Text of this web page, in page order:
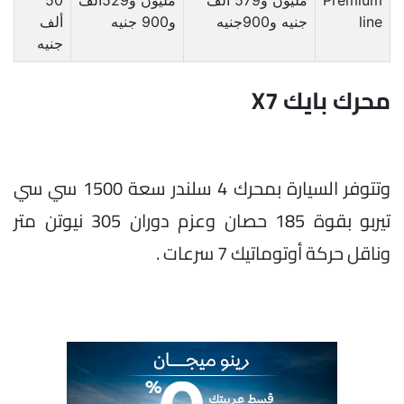
line
جنيه و900جنيه
و900 جنيه
ألف
جنيه
محرك بايك X7
وتتوفر السيارة بمحرك 4 سلندر سعة 1500 سي سي
تيربو بقوة 185 حصان وعزم دوران 305 نيوتن متر
وناقل حركة أوتوماتيك 7 سرعات .